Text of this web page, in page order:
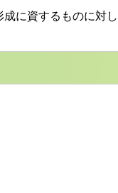
に資するものに対